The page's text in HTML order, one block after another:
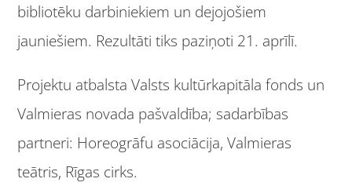
bibliotēku darbiniekiem un dejojošiem
jauniešiem. Rezultāti tiks paziņoti 21. aprīlī.
Projektu atbalsta Valsts kultūrkapitāla fonds un
Valmieras novada pašvaldība; sadarbības
partneri: Horeogrāfu asociācija, Valmieras
teātris, Rīgas cirks.